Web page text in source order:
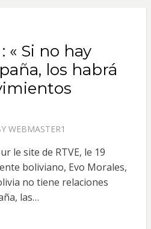
« Si no hay
los habrá
WEBMASTER1
le site de RTVE, le 19
boliviano, Evo Morales,
no tiene relaciones
las…